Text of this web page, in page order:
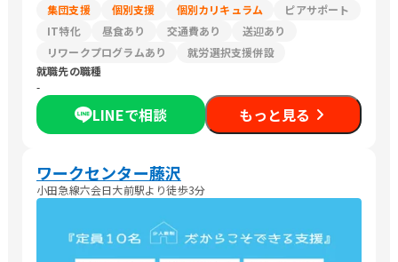
集団支援
個別支援 個別カリキュラム
ピアサポート
IT特化
昼食あり 交通費あり
送迎あり
リワークプログラムあり
就労選択支援併設
就職先の職種
-
LINEで相談 もっと見る
ワークセンター藤沢
小田急線六会日大前駅より徒歩3分